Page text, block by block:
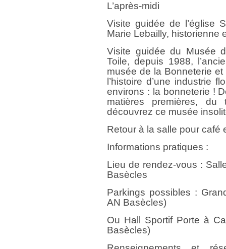
L’après-midi
Visite guidée de l’église
Marie Lebailly, historienne
Visite guidée du Musée
Toile, depuis 1988,
musée de la Bonneterie
l’histoire d’une industrie
environs : la bonneterie !
matières premières, du
découvrez ce musée
Retour à la salle pour café
Informations pratiques :
Lieu de rendez-vous :
Basècles
Parkings possibles :
AN Basècles)
Ou Hall Sportif Porte à
Basècles)